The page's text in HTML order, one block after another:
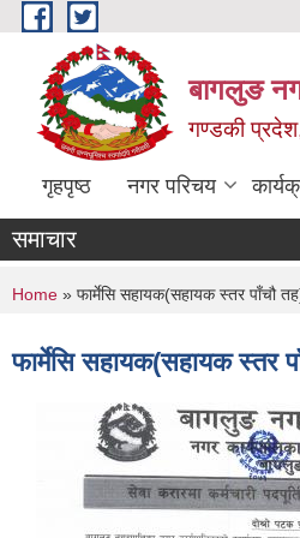
Skip to main content
बागलुङ
गण्डकी
गृहपृष्ठ नगर परिचय
समाचार
You are here
Home » फार्मेसि सहायक(सहायक स्तर पाँचौ
फार्मेसि सहायक(सहायक स्तर